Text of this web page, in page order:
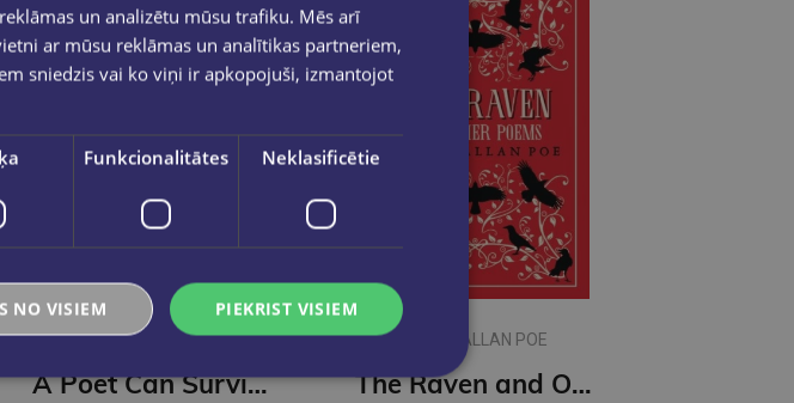
OSCAR WILDE
A Poet Can Survive Everything But a Misprint (Penguin Archive)
EDGAR ALLAN POE
The Raven and Other Poems : Fully Annotated Edition (Alma Classics)
un analizētu mūsu trafiku. Mēs arī
ar mūsu reklāmas un analītikas partneriem,
sniedzis vai ko viņi ir apkopojuši, izmantojot
Funkcionalitātes Neklasificētie
PIEKRIST VISIEM
NO VISIEM